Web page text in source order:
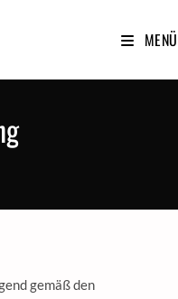
MENÜ
gemäß den